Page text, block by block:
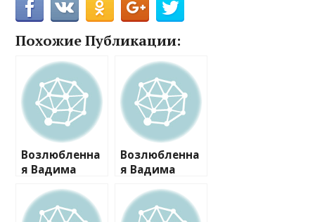
Похожие Публикации:
Возлюбленна
я Вадима
встретилась с
его
Возлюбленна
я Вадима
встретилась с
его